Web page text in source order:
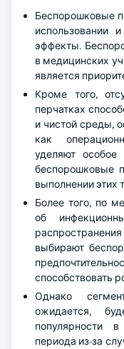
Беспорошковые
использовании
эффекты.
в медицинских
является
Кроме того,
перчатках
и чистой среды,
как
уделяют
беспорошковые
выполнении этих
Более того, по
об
выбирают
способствовать
Однако
ожидается,
популярности
периода из-за